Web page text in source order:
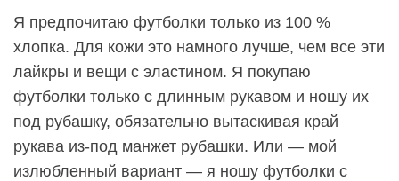
Я предпочитаю футболки только из 100 %
хлопка. Для кожи это намного лучше, чем все эти
лайкры и вещи с эластином. Я покупаю
футболки только с длинным рукавом и ношу их
под рубашку, обязательно вытаскивая край
рукава из-под манжет рубашки. Или — мой
излюбленный вариант — я ношу футболки с